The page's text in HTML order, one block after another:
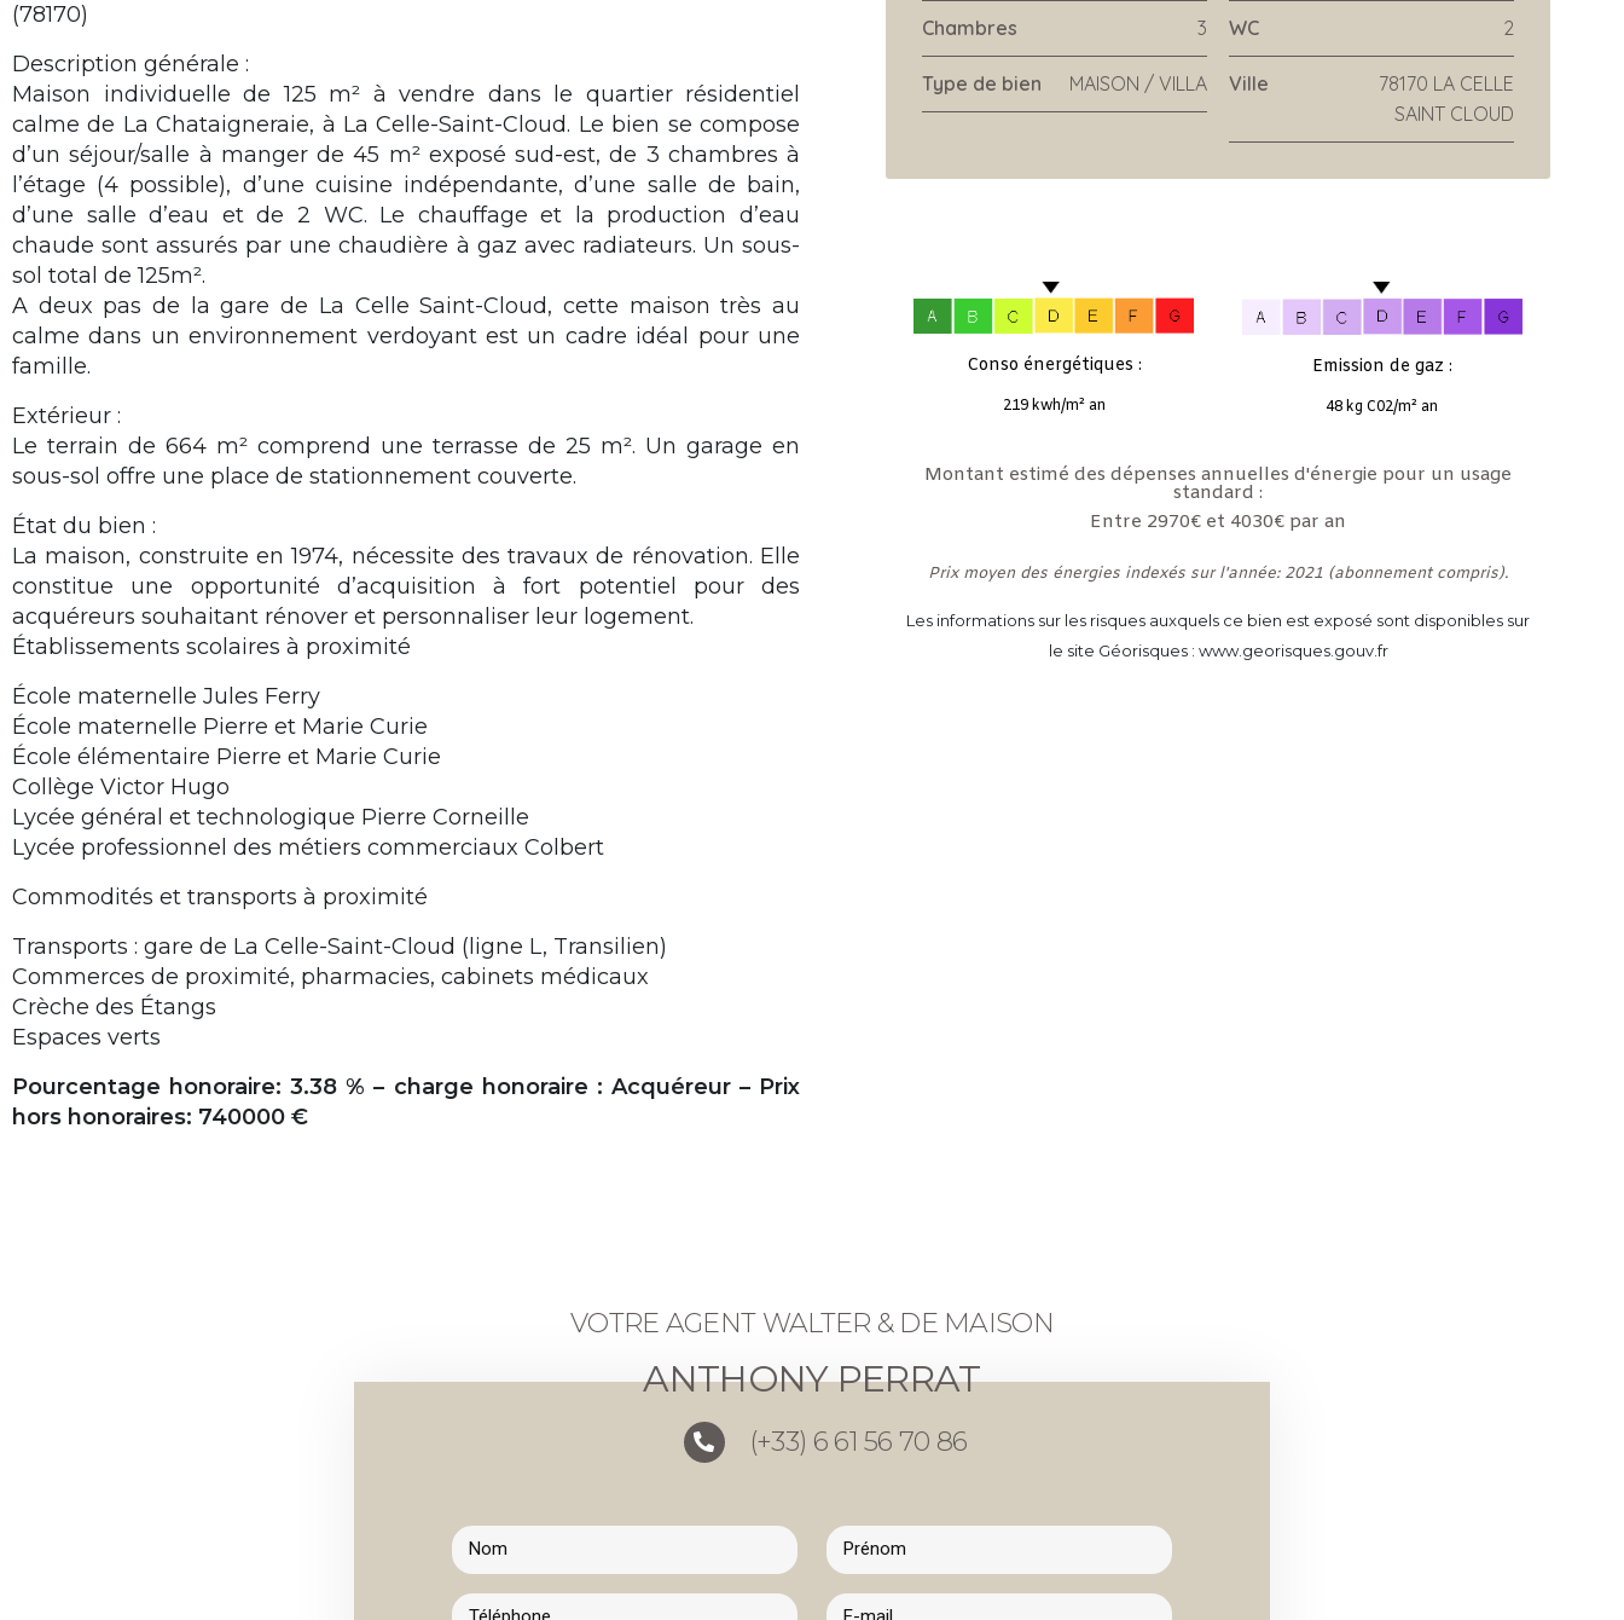
(78170)
Description générale :
Maison individuelle de 125 m² à vendre dans le quartier résidentiel
calme de La Chataigneraie, à La Celle-Saint-Cloud. Le bien se compose
d’un séjour/salle à manger de 45 m² exposé sud-est, de 3 chambres à
l’étage (4 possible), d’une cuisine indépendante, d’une salle de bain,
d’une salle d’eau et de 2 WC. Le chauffage et la production d’eau
chaude sont assurés par une chaudière à gaz avec radiateurs. Un sous-
sol total de 125m².
A deux pas de la gare de La Celle Saint-Cloud, cette maison très au
calme dans un environnement verdoyant est un cadre idéal pour une
famille.
Extérieur :
Le terrain de 664 m² comprend une terrasse de 25 m². Un garage en
sous-sol offre une place de stationnement couverte.
État du bien :
La maison, construite en 1974, nécessite des travaux de rénovation. Elle
constitue une opportunité d’acquisition à fort potentiel pour des
acquéreurs souhaitant rénover et personnaliser leur logement.
Établissements scolaires à proximité
École maternelle Jules Ferry
École maternelle Pierre et Marie Curie
École élémentaire Pierre et Marie Curie
Collège Victor Hugo
Lycée général et technologique Pierre Corneille
Lycée professionnel des métiers commerciaux Colbert
Commodités et transports à proximité
Transports : gare de La Celle-Saint-Cloud (ligne L, Transilien)
Commerces de proximité, pharmacies, cabinets médicaux
Crèche des Étangs
Espaces verts
Pourcentage honoraire: 3.38 % – charge honoraire : Acquéreur – Prix
hors honoraires: 740000 €
Chambres 3
Type de bien MAISON / VILLA
WC 2
Ville
78170 LA CELLE
SAINT CLOUD
Conso énergétiques :
219 kwh/m² an
Emission de gaz :
48 kg C02/m² an
Montant estimé des dépenses annuelles d'énergie pour un usage
standard :
Entre 2970€ et 4030€ par an
Prix moyen des énergies indexés sur l'année: 2021 (abonnement compris).
Les informations sur les risques auxquels ce bien est exposé sont disponibles sur
le site Géorisques : www.georisques.gouv.fr
VOTRE AGENT WALTER & DE MAISON
ANTHONY PERRAT
(+33) 6 61 56 70 86